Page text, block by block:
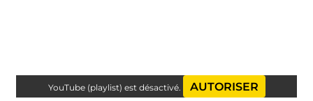
YouTube (playlist) est désactivé. AUTORISER